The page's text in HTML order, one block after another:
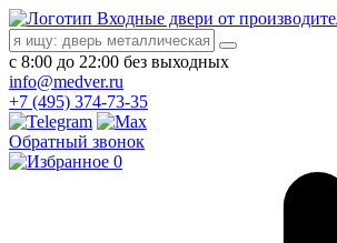
Входные двери от
с 8:00 до 22:00 без выходных
info@medver.ru
+7 (495) 374-73-35
Обратный звонок
0